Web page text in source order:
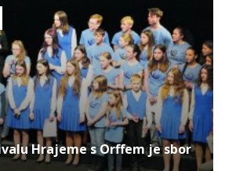
Hrajeme s Orffem je sbor